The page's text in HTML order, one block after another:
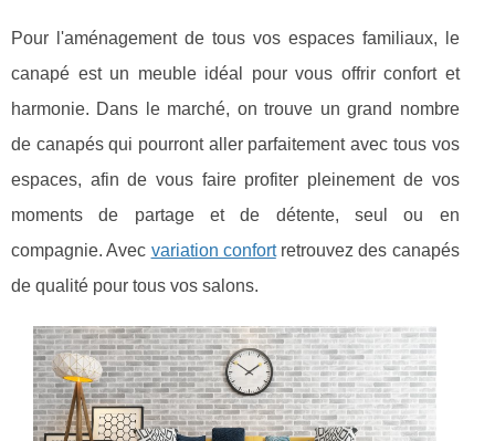
Pour l'aménagement de tous vos espaces familiaux, le
canapé est un meuble idéal pour vous offrir confort et
harmonie. Dans le marché, on trouve un grand nombre
de canapés qui pourront aller parfaitement avec tous vos
espaces, afin de vous faire profiter pleinement de vos
moments de partage et de détente, seul ou en
compagnie. Avec variation confortretrouvez des canapés
de qualité pour tous vos salons.